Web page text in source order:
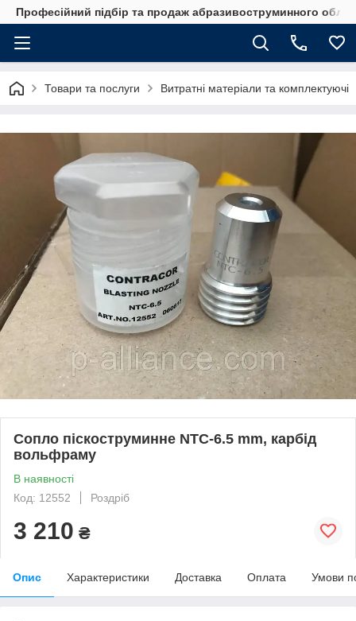
Професійний підбір та продаж абразивоструминного
Товари та послуги Витратні матеріали та комплектуючі
Сопло піскоструминне NTC-6.5 mm, карбід
вольфраму
В наявності
Код: 12552
Роздріб
3 210 ₴
Опис Характеристики Доставка Оплата Умови